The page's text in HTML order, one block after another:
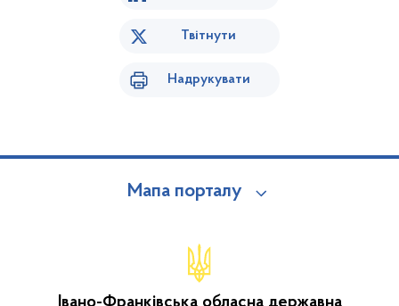
Твітнути
Надрукувати
Мапа порталу
Івано-Франківська обласна державна